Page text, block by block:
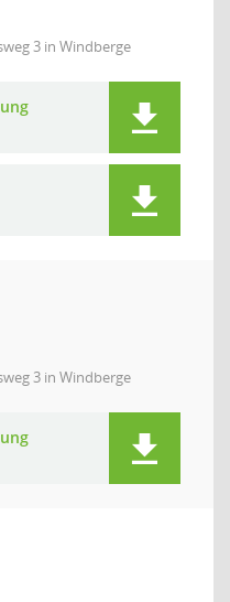
3 in Windberge
3 in Windberge